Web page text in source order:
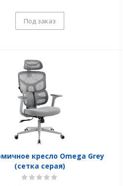
Под заказ
кресло Omega Grey
(сетка серая)